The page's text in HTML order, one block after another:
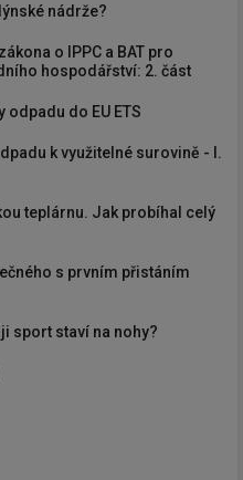
nádrže?
o IPPC a BAT pro
hospodářství: 2. část
do EU ETS
k využitelné surovině - I.
teplárnu. Jak probíhal celý
s prvním přistáním
sport staví na nohy?